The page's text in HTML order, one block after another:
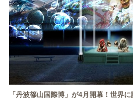
「丹波篠山国際博」が4月開幕！世界